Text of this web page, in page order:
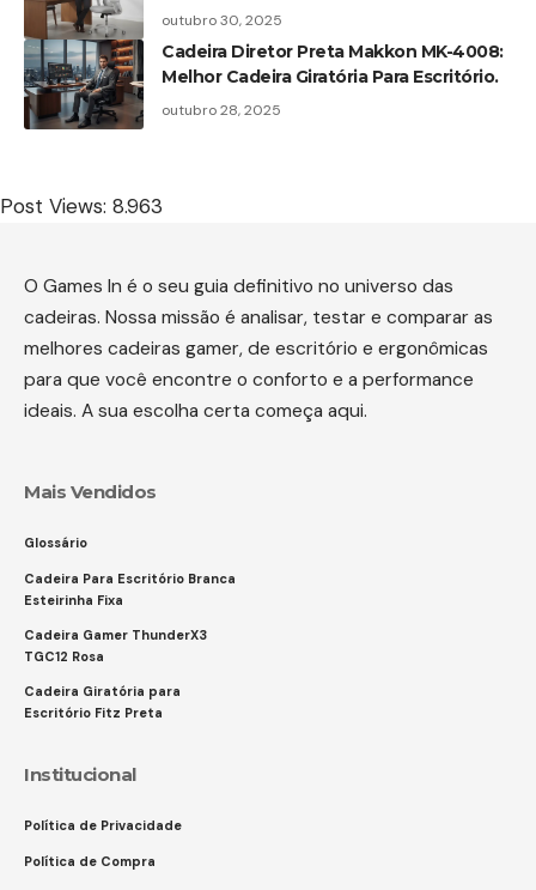
outubro 30, 2025
Cadeira Diretor Preta Makkon MK-4008:
Melhor Cadeira Giratória Para Escritório.
outubro 28, 2025
Post Views: 8.963
O Games In é o seu guia definitivo no universo das
cadeiras. Nossa missão é analisar, testar e comparar as
melhores cadeiras gamer, de escritório e ergonômicas
para que você encontre o conforto e a performance
ideais. A sua escolha certa começa aqui.
Mais Vendidos
Glossário
Cadeira Para Escritório Branca
Esteirinha Fixa
Cadeira Gamer ThunderX3
TGC12 Rosa
Cadeira Giratória para
Escritório Fitz Preta
Institucional
Política de Privacidade
Política de Compra